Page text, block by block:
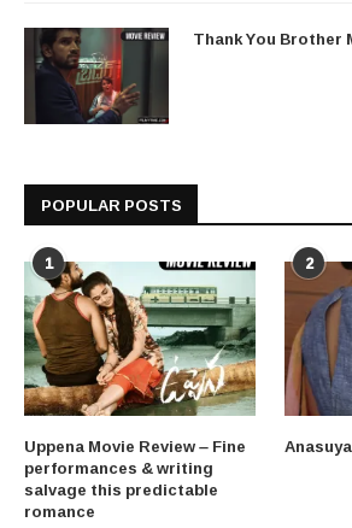
Thank You Brother
POPULAR POSTS
1
Uppena Movie Review – Fine
performances & writing
salvage this predictable
romance
2